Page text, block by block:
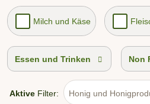
Milch und Käse
Essen und Trinken Non
Aktive Filter: Honig und